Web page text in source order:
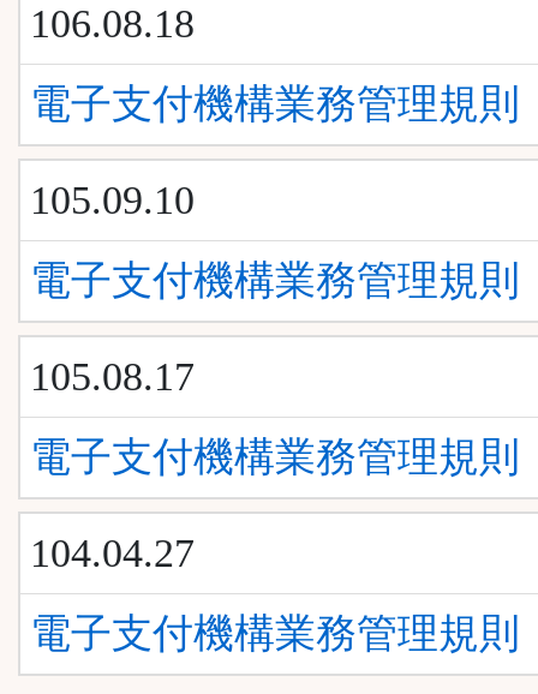
106.08.18
電子支付機構業務管理規則
105.09.10
電子支付機構業務管理規則
105.08.17
電子支付機構業務管理規則
104.04.27
電子支付機構業務管理規則